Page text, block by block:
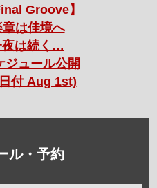
Groove】
は佳境へ
夜は続く…
ジュール公開
付 Aug 1st)
ル・予約